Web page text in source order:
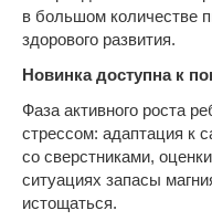
в большом количестве
здорового развития.
Новинка доступна к
Фаза активного роста
стрессом: адаптация к
со сверстниками,
ситуациях запасы
истощаться.